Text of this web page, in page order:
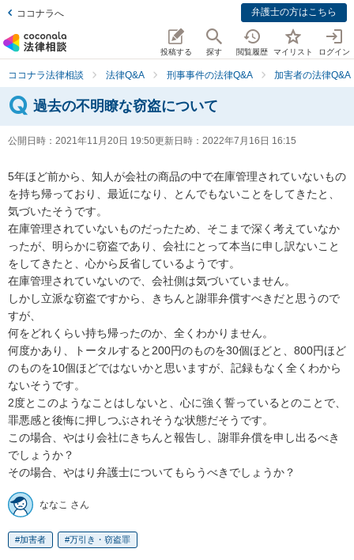
ココナラへ 弁護士の方はこちら
投稿する 探す 閲覧履歴 マイリスト ログイン
ココナラ法律相談 法律Q&A 刑事事件の法律Q&A 加害者の法律Q&A
過去の不明瞭な窃盗について
公開日時： 2021年11月20日 19:50更新日時： 2022年7月16日 16:15
5年ほど前から、知人が会社の商品の中で在庫管理されていないもの
を持ち帰っており、最近になり、とんでもないことをしてきたと、
気づいたそうです。
在庫管理されていないものだったため、そこまで深く考えていなか
ったが、明らかに窃盗であり、会社にとって本当に申し訳ないこと
をしてきたと、心から反省しているようです。
在庫管理されていないので、会社側は気づいていません。
しかし立派な窃盗ですから、きちんと謝罪弁償すべきだと思うので
すが、
何をどれくらい持ち帰ったのか、全くわかりません。
何度かあり、トータルすると200円のものを30個ほどと、800円ほど
のものを10個ほどではないかと思いますが、記録もなく全くわから
ないそうです。
2度とこのようなことはしないと、心に強く誓っているとのことで、
罪悪感と後悔に押しつぶされそうな状態だそうです。
この場合、やはり会社にきちんと報告し、謝罪弁償を申し出るべき
でしょうか？
その場合、やはり弁護士についてもらうべきでしょうか？
ななこ さん
加害者 万引き・窃盗罪